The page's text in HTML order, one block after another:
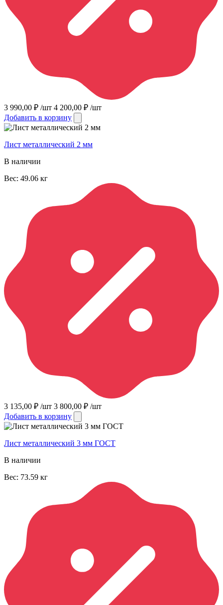
3 990,00 ₽ /шт 4 200,00 ₽ /шт
Добавить в корзину
Лист металлический 2 мм
В наличии
Вес: 49.06 кг
3 135,00 ₽ /шт 3 800,00 ₽ /шт
Добавить в корзину
Лист металлический 3 мм ГОСТ
В наличии
Вес: 73.59 кг